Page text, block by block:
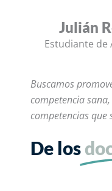
Julián
Estudiante de
Buscamos
competencia
competencias
De los